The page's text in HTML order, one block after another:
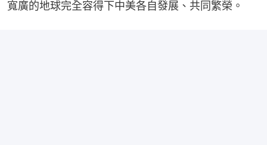
寬廣的地球完全容得下中美各自發展、共同繁榮。